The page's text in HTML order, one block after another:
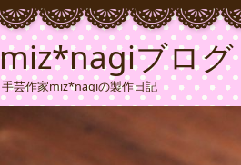
miz*nagiブログ
手芸作家miz*nagiの製作日記